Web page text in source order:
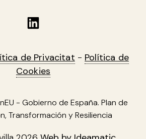
Linkedin
de Privacitat - Política de
Cookies